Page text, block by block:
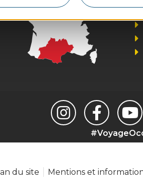
du site Mentions et